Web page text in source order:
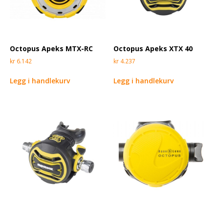
Octopus Apeks MTX-RC
kr 6.142
Legg i handlekurv
Octopus Apeks XTX 40
kr 4.237
Legg i handlekurv